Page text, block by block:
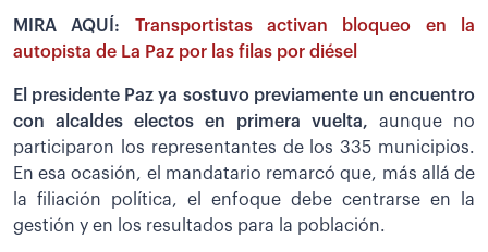
MIRA AQUÍ: Transportistas activan bloqueo en la
autopista de La Paz por las filas por diésel
El presidente Paz ya sostuvo previamente un encuentro
con alcaldes electos en primera vuelta, aunque no
participaron los representantes de los 335 municipios.
En esa ocasión, el mandatario remarcó que, más allá de
la filiación política, el enfoque debe centrarse en la
gestión y en los resultados para la población.